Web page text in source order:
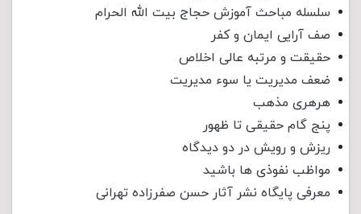
سلسله مباحث آموزش حجاج بیت الله الحرام
صف آرایی ایمان و کفر
حقیقت و مرتبه عالی اخلاص
ضعف مدیریت یا سوء مدیریت
هرهری مذهب
پنج گام حقیقی تا ظهور
ریزش و رویش در دو دیدگاه
مواظب نفوذی‌ ها باشید
معرفی پایگاه نشر آثار حسن صفرزاده تهرانی